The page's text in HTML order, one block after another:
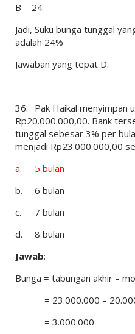
B = 24
Jadi, Suku bunga tunggal
adalah 24%
Jawaban yang tepat D.
36.
Pak Haikal menyimpan
Rp20.000.000,00. Bank
tunggal sebesar 3% per
menjadi Rp23.000.000,00
a.
5 bulan
b.
6 bulan
c.
7 bulan
d.
8 bulan
Jawab:
Bunga = tabungan akhir –
= 23.000.000 –
= 3.000.000